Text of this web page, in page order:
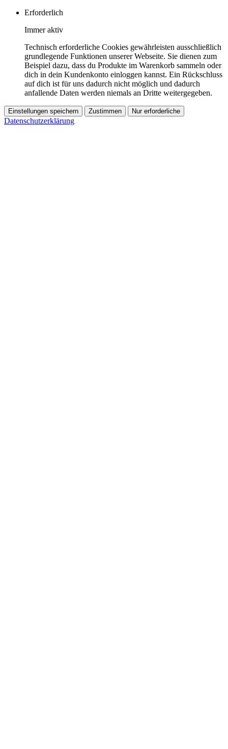
Erforderlich
Immer aktiv
Technisch erforderliche Cookies gewährleisten ausschließlich
grundlegende Funktionen unserer Webseite. Sie dienen zum
Beispiel dazu, dass du Produkte im Warenkorb sammeln oder
dich in dein Kundenkonto einloggen kannst. Ein Rückschluss
auf dich ist für uns dadurch nicht möglich und dadurch
anfallende Daten werden niemals an Dritte weitergegeben.
Einstellungen speichern Zustimmen Nur erforderliche
Datenschutzerklärung